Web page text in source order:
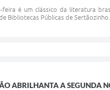
é um clássico da literatura
Bibliotecas Públicas de
ABRILHANTA A SEGUNDA